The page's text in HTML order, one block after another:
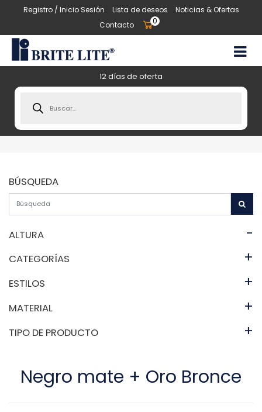
Registro / Inicio Sesión Lista de deseos
Noticias & Ofertas
Contacto
0
12 días de oferta
search
BÚSQUEDA
ALTURA -
CATEGORÍAS +
ESTILOS +
MATERIAL +
TIPO DE PRODUCTO +
Negro mate + Oro Bronce